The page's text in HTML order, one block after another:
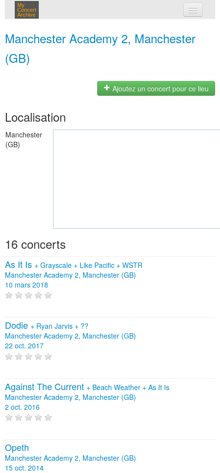
My
Concert
Archive
Manchester Academy 2, Manchester
(GB)
Ajoutez un concert pour ce lieu
Localisation
Manchester
(GB)
16 concerts
As It Is + Grayscale + Like Pacific + WSTR
Manchester Academy 2, Manchester (GB)
10 mars 2018
Dodie + Ryan Jarvis + ??
Manchester Academy 2, Manchester (GB)
22 oct. 2017
Against The Current + Beach Weather + As It Is
Manchester Academy 2, Manchester (GB)
2 oct. 2016
Opeth
Manchester Academy 2, Manchester (GB)
15 oct. 2014